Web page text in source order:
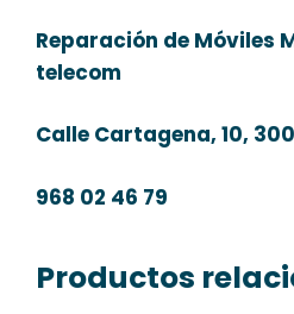
Reparación de Móviles
telecom
Calle Cartagena, 10,
968 02 46 79
Productos